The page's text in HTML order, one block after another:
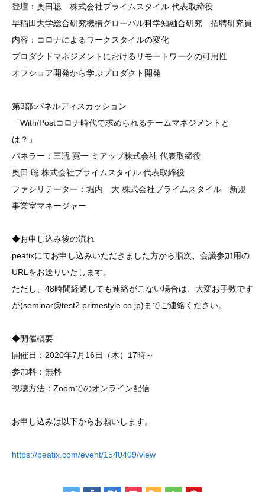
登壇：奥田聡 株式会社プライムスタイル 代表取締役
早稲田大学総合研究機構グローバル科学知融合研究 招聘研究員
内容：コロナによるワークスタイルの変化
プロダクトマネジメントにおけるリモートワークの可用性
オフショア開発から学ぶプロダクト開発
第3部:パネルディスカッション
「With/Postコロナ時代で求められるチームマネジメントと
は？」
パネラー：三瓶 寛一 ミアップ株式会社 代表取締役
奥田 聡 株式会社プライムスタイル 代表取締役
ファシリテーター：堀内 大 株式会社プライムスタイル 新規
事業室マネージャー
◆お申し込み後の流れ
peatixにてお申し込みいただきました方から順次、会議参加用の
URLをお送りいたします。
ただし、48時間経過しても連絡がこない場合は、大変お手数です
が(seminar@test2.primestyle.co.jp)までご連絡ください。
◆開催概要
開催日：2020年7月16日（木）17時～
参加料：無料
視聴方法：Zoomでのオンライン配信
お申し込みは以下からお願いします。
https://peatix.com/event/1540409/view